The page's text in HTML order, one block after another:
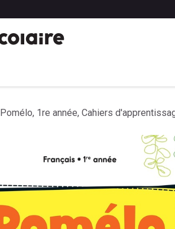
Pomélo, 1re année, Cahiers